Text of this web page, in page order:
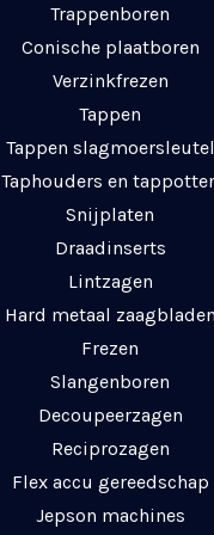
Trappenboren
Conische plaatboren
Verzinkfrezen
Tappen
Tappen slagmoersleutel
Taphouders en
Snijplaten
Draadinserts
Lintzagen
Hard metaal zaagbladen
Frezen
Slangenboren
Decoupeerzagen
Reciprozagen
Flex accu gereedschap
Jepson machines